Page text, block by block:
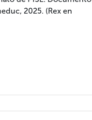
2025. (Rex en